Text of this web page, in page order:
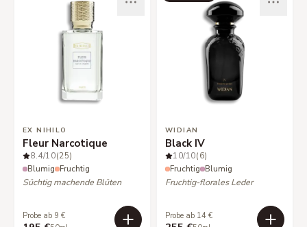
EX NIHILO
Fleur Narcotique
8.4/10(25)
Blumig Fruchtig
Süchtig machende Blüten
Probe ab 9 €
WIDIAN
Black IV
10/10(6)
Fruchtig Blumig
Fruchtig-florales Leder
Probe ab 14 €